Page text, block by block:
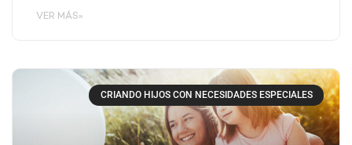
VER MÁS»
CRIANDO HIJOS CON NECESIDADES ESPECIALES